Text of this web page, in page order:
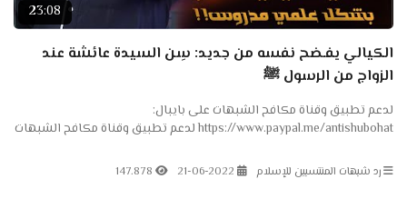
23:08
الكيالي يفـضح نفسه من جديد: سِن السيدة عائشة عند
الزواج من الرسول ﷺ
لدعم تطبيق وقناة مكافح الشبهات على بايبال:
https://www.paypal.me/antishubohat لدعم تطبيق وقناة مكافح الشبهات
على...
رد شبهات المنتسبين للإسلام 21-06-2022
147.878